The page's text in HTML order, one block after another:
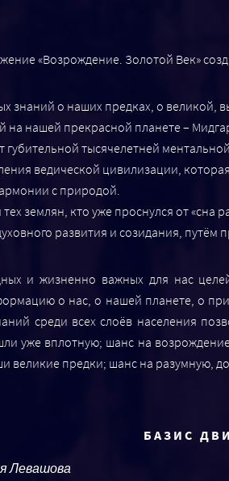
«Возрождение. Золотой Век»
знаний о наших предках, о великой,
на нашей прекрасной планете –
тысячелетней
ведической цивилизации,
с природой.
землян, кто уже проснулся от «сна
развития и созидания, путём
и жизненно важных для нас
о нас, о нашей планете, о
среди всех слоёв населения
уже вплотную; шанс на
великие предки; шанс на разумную,
БАЗИС
Левашова